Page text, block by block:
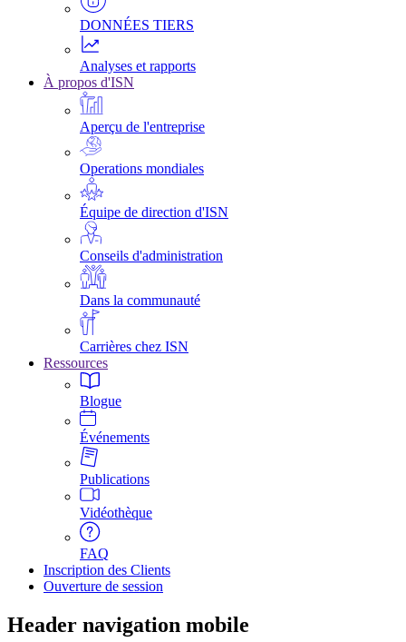
DONNÉES TIERS
Analyses et rapports
À propos d'ISN
Aperçu de l'entreprise
Operations mondiales
Équipe de direction d'ISN
Conseils d'administration
Dans la communauté
Carrières chez ISN
Ressources
Blogue
Événements
Publications
Vidéothèque
FAQ
Inscription des Clients
Ouverture de session
Header navigation mobile